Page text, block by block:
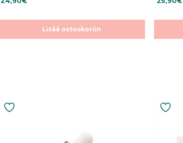
5:stä
Lisää ostoskoriin
5:stä